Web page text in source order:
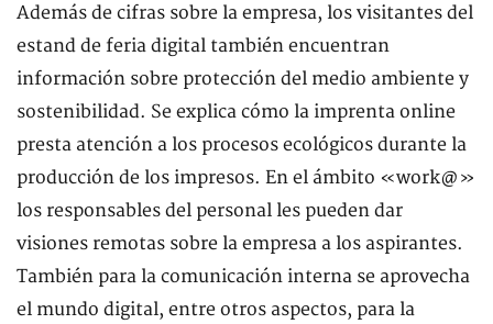
Además de cifras sobre la empresa, los visitantes del
estand de feria digital también encuentran
información sobre protección del medio ambiente y
sostenibilidad. Se explica cómo la imprenta online
presta atención a los procesos ecológicos durante la
producción de los impresos. En el ámbito «work@»
los responsables del personal les pueden dar
visiones remotas sobre la empresa a los aspirantes.
También para la comunicación interna se aprovecha
el mundo digital, entre otros aspectos, para la